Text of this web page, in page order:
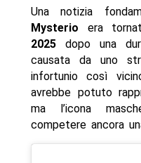
Una notizia
Mysterio era
2025dopo una
causata da uno
infortunio così
avrebbe potuto
ma l’icona
competere ancora